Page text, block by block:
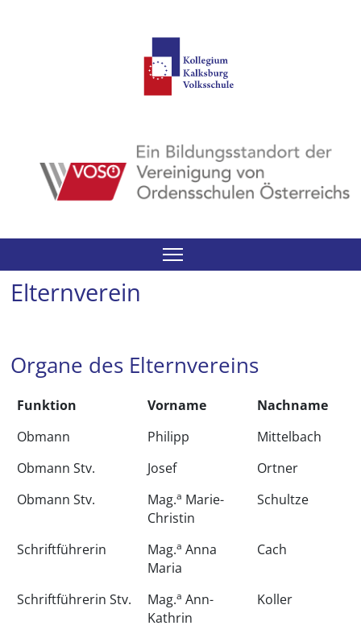
Elternverein
Organe des Elternvereins
Funktion Vorname
Nachname
Obmann
Philipp
Mittelbach
Obmann Stv.
Josef
Ortner
Obmann Stv.
Mag.a Marie-
Christin
Schultze
Schriftführerin Mag.a Anna
Maria
Cach
Schriftführerin Stv. Mag.a Ann-
Kathrin
Koller